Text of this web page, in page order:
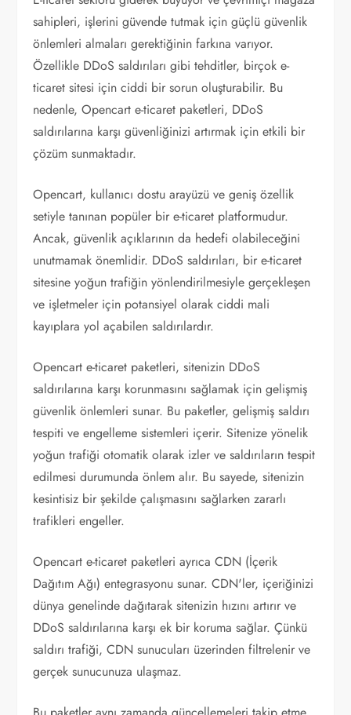
sahipleri, işlerini güvende tutmak için güçlü güvenlik
önlemleri almaları gerektiğinin farkına varıyor.
Özellikle DDoS saldırıları gibi tehditler, birçok e-
ticaret sitesi için ciddi bir sorun oluşturabilir. Bu
nedenle, Opencart e-ticaret paketleri, DDoS
saldırılarına karşı güvenliğinizi artırmak için etkili bir
çözüm sunmaktadır.
Opencart, kullanıcı dostu arayüzü ve geniş özellik
setiyle tanınan popüler bir e-ticaret platformudur.
Ancak, güvenlik açıklarının da hedefi olabileceğini
unutmamak önemlidir. DDoS saldırıları, bir e-ticaret
sitesine yoğun trafiğin yönlendirilmesiyle gerçekleşen
ve işletmeler için potansiyel olarak ciddi mali
kayıplara yol açabilen saldırılardır.
Opencart e-ticaret paketleri, sitenizin DDoS
saldırılarına karşı korunmasını sağlamak için gelişmiş
güvenlik önlemleri sunar. Bu paketler, gelişmiş saldırı
tespiti ve engelleme sistemleri içerir. Sitenize yönelik
yoğun trafiği otomatik olarak izler ve saldırıların tespit
edilmesi durumunda önlem alır. Bu sayede, sitenizin
kesintisiz bir şekilde çalışmasını sağlarken zararlı
trafikleri engeller.
Opencart e-ticaret paketleri ayrıca CDN (İçerik
Dağıtım Ağı) entegrasyonu sunar. CDN'ler, içeriğinizi
dünya genelinde dağıtarak sitenizin hızını artırır ve
DDoS saldırılarına karşı ek bir koruma sağlar. Çünkü
saldırı trafiği, CDN sunucuları üzerinden filtrelenir ve
gerçek sunucunuza ulaşmaz.